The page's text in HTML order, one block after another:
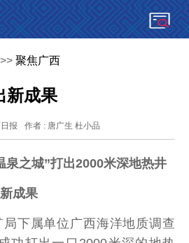
>> 聚焦广西
新成果
报 作者 : 唐广生 杜小品
泉之城”打出2000米深地热井
成果
局下属单位广西海洋地质调查